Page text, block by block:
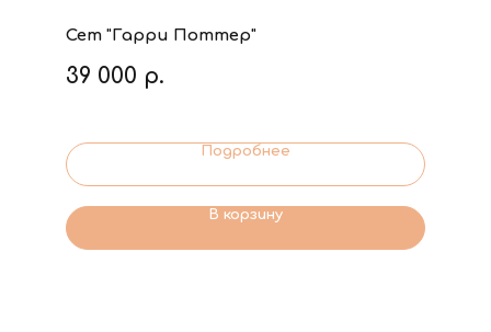
Сет "Гарри Поттер"
39 000 р.
Подробнее
В корзину